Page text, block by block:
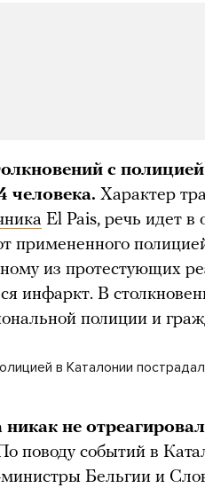
с
человека. Характер
El Pais, речь идет в
примененного
из протестующих
инфаркт. В
полиции и
в Каталонии
не
поводу событий в
Бельгии и